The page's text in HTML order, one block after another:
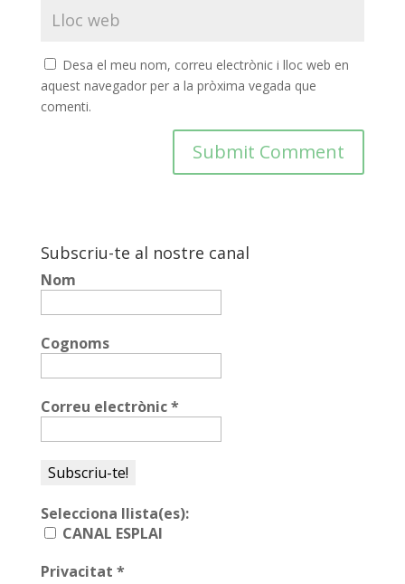
Desa el meu nom, correu electrònic i lloc web en
aquest navegador per a la pròxima vegada que
comenti.
Subscriu-te al nostre canal
Nom
Cognoms
Correu electrònic*
Selecciona llista(es):
CANAL ESPLAI
Privacitat *
Fes voluntariat
Fes un donatiu